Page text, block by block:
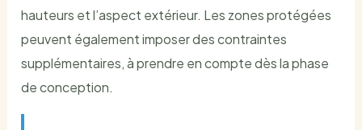
hauteurs et l’aspect extérieur. Les zones protégées
peuvent également imposer des contraintes
supplémentaires, à prendre en compte dès la phase
de conception.